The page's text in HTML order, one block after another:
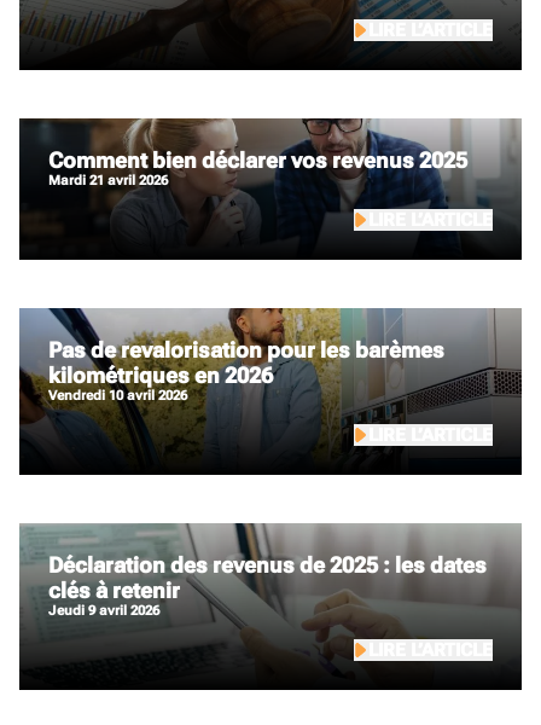
Comment bien déclarer vos revenus 2025
mardi 21 avril 2026
Pas de revalorisation pour les barèmes
kilométriques en 2026
vendredi 10 avril 2026
Déclaration des revenus de 2025 : les dates
clés à retenir
jeudi 9 avril 2026